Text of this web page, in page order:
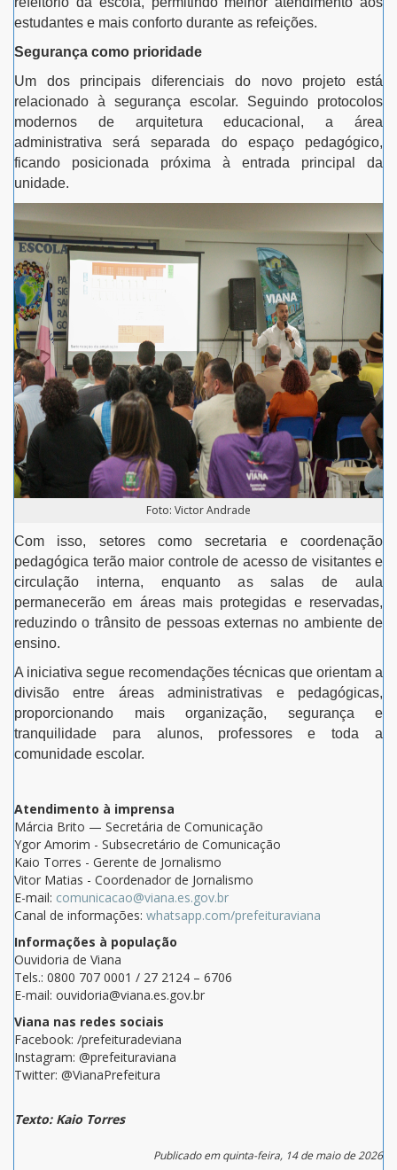
estudantes e mais conforto durante as refeições.
Segurança como prioridade
Um dos principais diferenciais do novo projeto está
relacionado à segurança escolar. Seguindo protocolos
modernos de arquitetura educacional, a área
administrativa será separada do espaço pedagógico,
ficando posicionada próxima à entrada principal da
unidade.
Foto: Victor Andrade
Com isso, setores como secretaria e coordenação
pedagógica terão maior controle de acesso de visitantes e
circulação interna, enquanto as salas de aula
permanecerão em áreas mais protegidas e reservadas,
reduzindo o trânsito de pessoas externas no ambiente de
ensino.
A iniciativa segue recomendações técnicas que orientam a
divisão entre áreas administrativas e pedagógicas,
proporcionando mais organização, segurança e
tranquilidade para alunos, professores e toda a
comunidade escolar.
Atendimento à imprensa
Márcia Brito — Secretária de Comunicação
Ygor Amorim - Subsecretário de Comunicação
Kaio Torres - Gerente de Jornalismo
Vitor Matias - Coordenador de Jornalismo
E-mail: comunicacao@viana.es.gov.br
Canal de informações: whatsapp.com/prefeituraviana
Informações à população
Ouvidoria de Viana
Tels.: 0800 707 0001 / 27 2124 – 6706
E-mail: ouvidoria@viana.es.gov.br
Viana nas redes sociais
Facebook: /prefeituradeviana
Instagram: @prefeituraviana
Twitter: @VianaPrefeitura
Texto: Kaio Torres
Publicado em quinta-feira, 14 de maio de 2026